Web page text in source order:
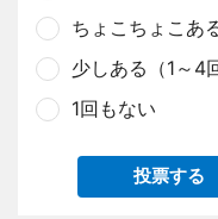
ちょこちょこあ
少しある（1～4
1回もない
投票する